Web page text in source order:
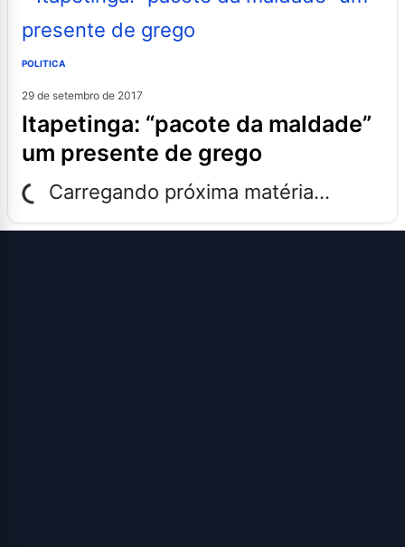
POLITICA
29 de setembro de 2017
itapetinga: “pacote da maldade”
um presente de grego
Carregando próxima matéria...